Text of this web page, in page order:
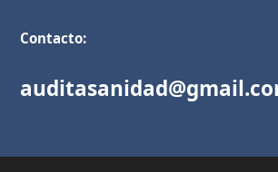
Contacto: